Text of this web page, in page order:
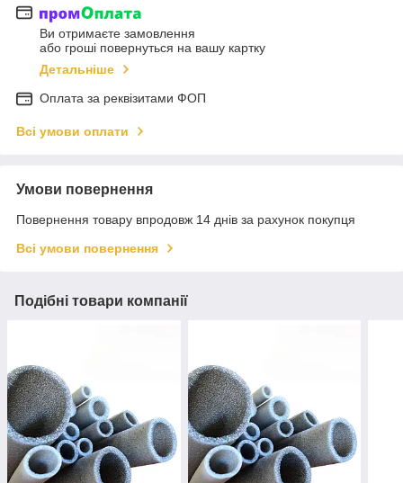
Ви отримаєте замовлення
або гроші повернуться на вашу картку
Детальніше
Оплата за реквізитами ФОП
Всі умови оплати
Умови повернення
Повернення товару впродовж 14 днів за рахунок покупця
Всі умови повернення
Подібні товари компанії